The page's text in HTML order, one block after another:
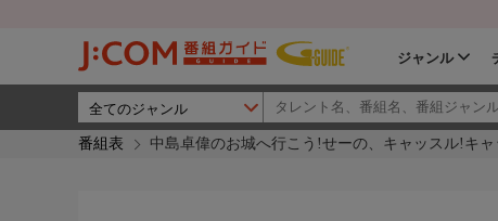
ジャンル
番組表 中島卓偉のお城へ行こう!せーの、キャッスル!キャ